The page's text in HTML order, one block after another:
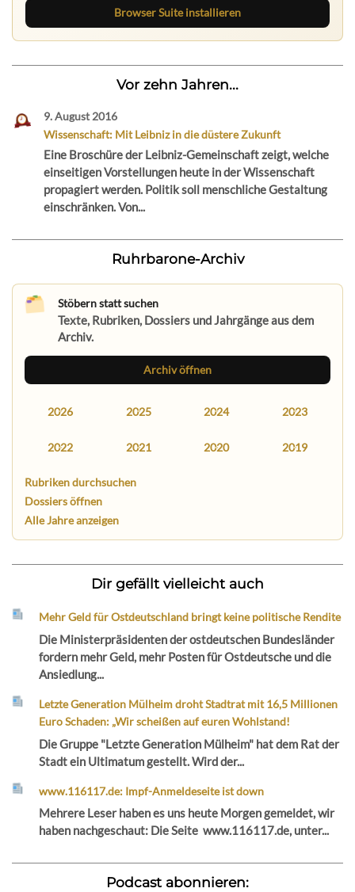
Browser Suite installieren
Vor zehn Jahren...
9. August 2016
Wissenschaft: Mit Leibniz in die düstere Zukunft
Eine Broschüre der Leibniz-Gemeinschaft zeigt, welche
einseitigen Vorstellungen heute in der Wissenschaft
propagiert werden. Politik soll menschliche Gestaltung
einschränken. Von...
Ruhrbarone-Archiv
Stöbern statt suchen
Texte, Rubriken, Dossiers und Jahrgänge aus dem
Archiv.
Archiv öffnen
2026 2025 2024 2023
2022 2021 2020 2019
Rubriken durchsuchen
Dossiers öffnen
Alle Jahre anzeigen
Dir gefällt vielleicht auch
Mehr Geld für Ostdeutschland bringt keine politische Rendite
Die Ministerpräsidenten der ostdeutschen Bundesländer
fordern mehr Geld, mehr Posten für Ostdeutsche und die
Ansiedlung...
Letzte Generation Mülheim droht Stadtrat mit 16,5 Millionen
Euro Schaden: „Wir scheißen auf euren Wohlstand!
Die Gruppe "Letzte Generation Mülheim" hat dem Rat der
Stadt ein Ultimatum gestellt. Wird der...
www.116117.de: Impf-Anmeldeseite ist down
Mehrere Leser haben es uns heute Morgen gemeldet, wir
haben nachgeschaut: Die Seite www.116117.de, unter...
Podcast abonnieren: